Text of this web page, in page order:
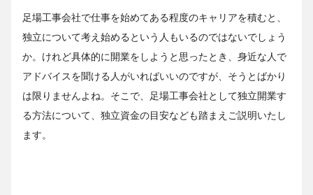
足場工事会社で仕事を始めてある程度のキャリアを積むと、
独立について考え始めるという人もいるのではないでしょう
か。けれど具体的に開業をしようと思ったとき、身近な人で
アドバイスを聞ける人がいればいいのですが、そうとばかり
は限りませんよね。そこで、足場工事会社として独立開業す
る方法について、独立資金の目安なども踏まえご説明いたし
ます。